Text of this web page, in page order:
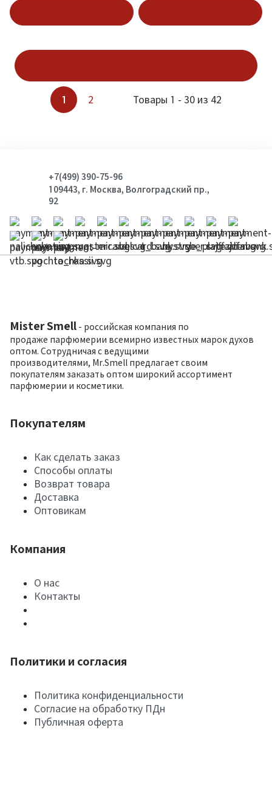
ml
Spray 50 ml
1 2 Товары 1 - 30 из 42
+7(499) 390-75-96
109443, г. Москва, Волгоградский пр.,
92
Mister Smell - российская компания по
продаже парфюмерии всемирно известных марок духов
оптом. Сотрудничая с ведущими
производителями, Mr.Smell предлагает своим
покупателям заказать оптом широкий ассортимент
парфюмерии и косметики.
Покупателям
Как сделать заказ
Способы оплаты
Возврат товара
Доставка
Оптовикам
Компания
О нас
Контакты
Политики и согласия
Политика конфиденциальности
Согласие на обработку ПДн
Публичная оферта